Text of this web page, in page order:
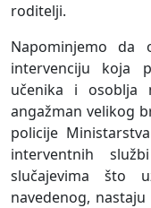
roditelji.
Napominjemo da
intervenciju koja
učenika i osoblja
angažman velikog
policije
interventnih
slučajevima što
navedenog,